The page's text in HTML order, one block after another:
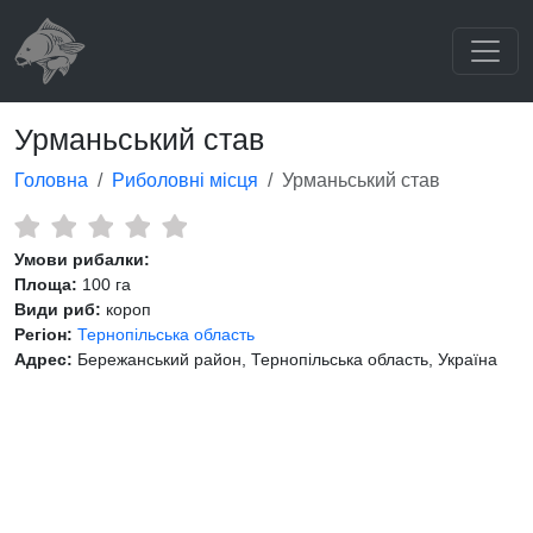
Урманьський став
Головна Риболовні місця Урманьський став
Умови рибалки:
Площа: 100 га
Види риб: короп
Регіон: Тернопільська область
Адрес: Бережанський район, Тернопільська область, Україна